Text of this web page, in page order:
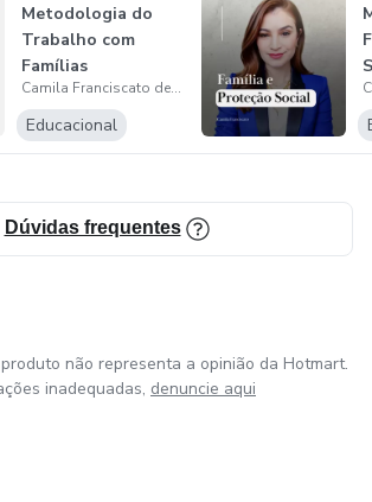
Metodologia do
Trabalho com
Famílias
Camila Franciscato de Bastos
Educacional
Dúvidas frequentes
não representa a opinião da Hotmart.
inadequadas, denuncie aqui